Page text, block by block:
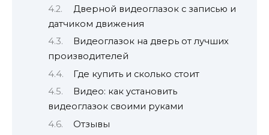
Дверной видеоглазок с записью и
датчиком движения
Видеоглазок на дверь от лучших
производителей
Где купить и сколько стоит
Видео: как установить
видеоглазок своими руками
Отзывы